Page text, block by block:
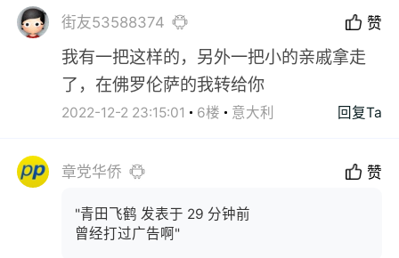
街友53588374 赞
我有一把这样的，另外一把小的亲戚拿走
了，在佛罗伦萨的我转给你
2022-12-2 23:15:01 6楼 意大利 回复Ta
章党华侨 赞
"青田飞鹤 发表于 29 分钟前
曾经打过广告啊"